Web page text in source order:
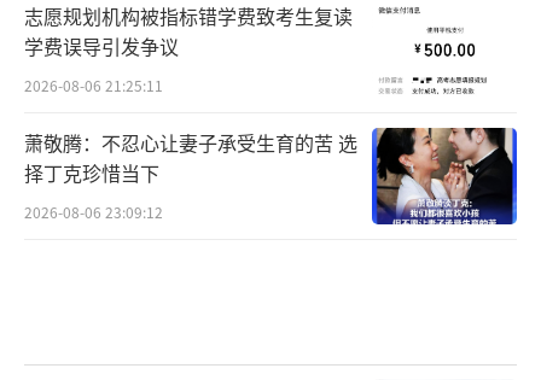
志愿规划机构被指标错学费致考生复读
学费误导引发争议
2026-08-06 21:25:11
萧敬腾：不忍心让妻子承受生育的苦 选
择丁克珍惜当下
2026-08-06 23:09:12